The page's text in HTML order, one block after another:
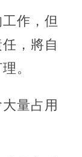
作，但
，將自
。
量占用